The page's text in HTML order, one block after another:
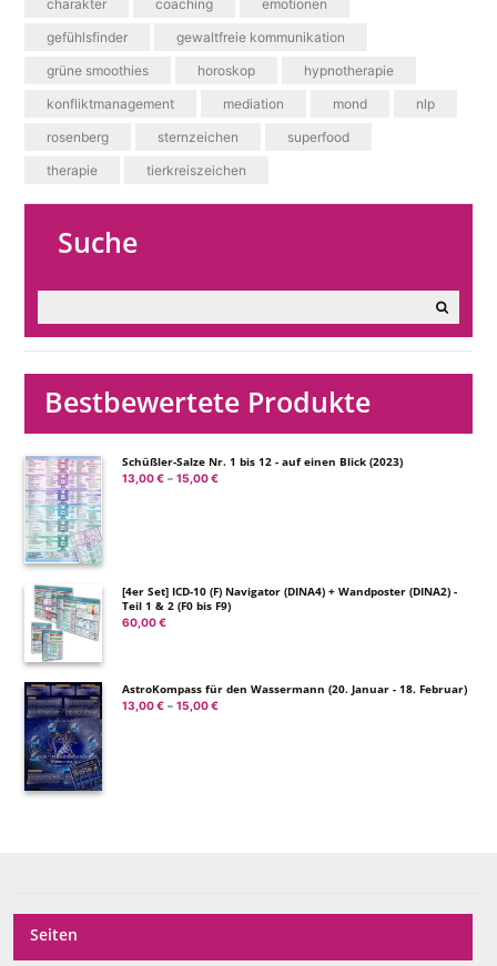
charakter
coaching
emotionen
gefühlsfinder
gewaltfreie kommunikation
grüne smoothies
horoskop
hypnotherapie
konfliktmanagement
mediation mond
nlp
rosenberg
sternzeichen
superfood
therapie
tierkreiszeichen
Suche
Bestbewertete Produkte
Schüßler-Salze Nr. 1 bis 12 - auf einen Blick (2023)
13,00€ – 15,00€Preisspanne:
[4er Set] ICD-10 (F) Navigator (DINA4) + Wandposter (DINA2) -
Teil 1 & 2 (F0 bis F9)
60,00€
AstroKompass für den Wassermann (20. Januar - 18. Februar)
13,00€ – 15,00€Preisspanne:
Seiten